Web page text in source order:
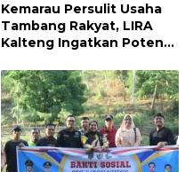
Kemarau Persulit Usaha
Tambang Rakyat, LIRA
Kalteng Ingatkan Potensi
Hidup